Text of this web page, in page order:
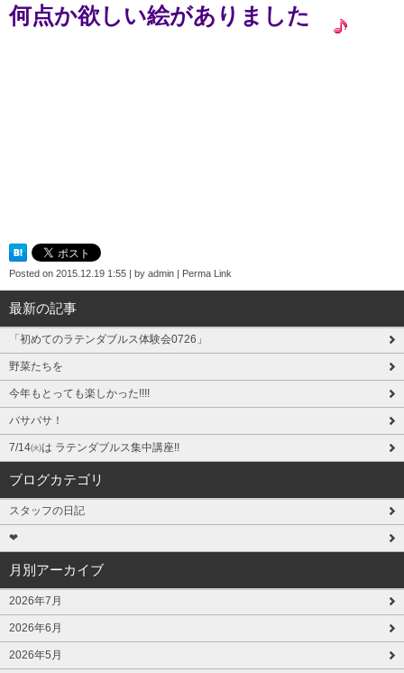
何点か欲しい絵がありました
Posted on 2015.12.19 1:55 | by admin | Perma Link
最新の記事
「初めてのラテンダブルス体験会0726」
野菜たちを
今年もとっても楽しかった!!!!
バサバサ！
7/14㈫は ラテンダブルス集中講座!!
ブログカテゴリ
スタッフの日記
❤
月別アーカイブ
2026年7月
2026年6月
2026年5月